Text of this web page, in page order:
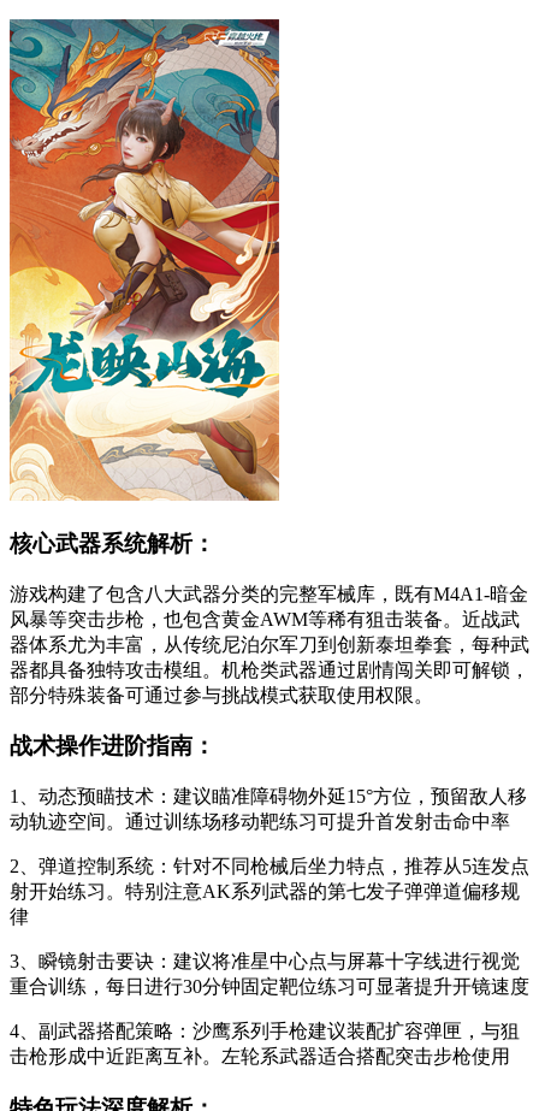
核心武器系统解析：
游戏构建了包含八大武器分类的完整军械库，既有M4A1-暗金
风暴等突击步枪，也包含黄金AWM等稀有狙击装备。近战武
器体系尤为丰富，从传统尼泊尔军刀到创新泰坦拳套，每种武
器都具备独特攻击模组。机枪类武器通过剧情闯关即可解锁，
部分特殊装备可通过参与挑战模式获取使用权限。
战术操作进阶指南：
1、动态预瞄技术：建议瞄准障碍物外延15°方位，预留敌人移
动轨迹空间。通过训练场移动靶练习可提升首发射击命中率
2、弹道控制系统：针对不同枪械后坐力特点，推荐从5连发点
射开始练习。特别注意AK系列武器的第七发子弹弹道偏移规
律
3、瞬镜射击要诀：建议将准星中心点与屏幕十字线进行视觉
重合训练，每日进行30分钟固定靶位练习可显著提升开镜速度
4、副武器搭配策略：沙鹰系列手枪建议装配扩容弹匣，与狙
击枪形成中近距离互补。左轮系武器适合搭配突击步枪使用